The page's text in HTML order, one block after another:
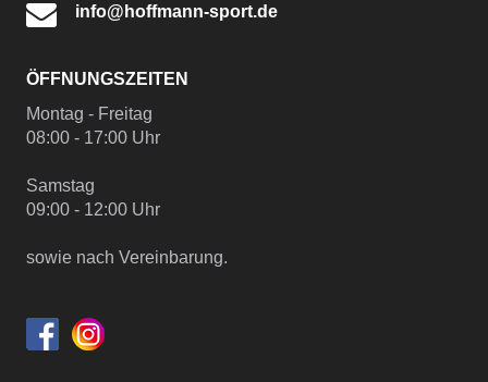
info@hoffmann-sport.de
ÖFFNUNGSZEITEN
Montag - Freitag
08:00 - 17:00 Uhr
Samstag
09:00 - 12:00 Uhr
sowie nach Vereinbarung.